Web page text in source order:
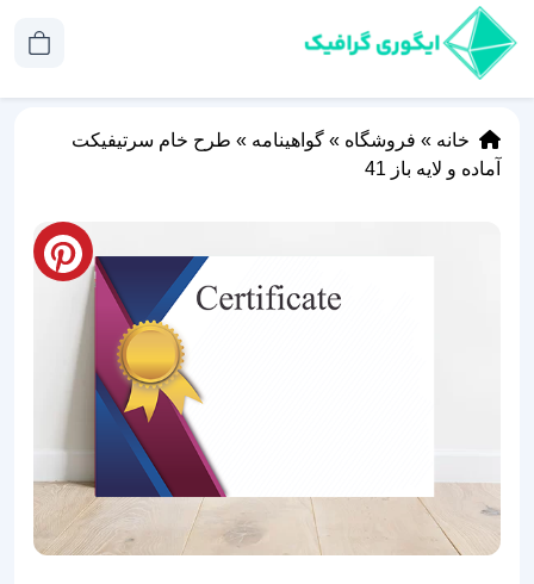
خانه » فروشگاه » گواهینامه » طرح خام سرتیفیکت
آماده و لایه باز 41